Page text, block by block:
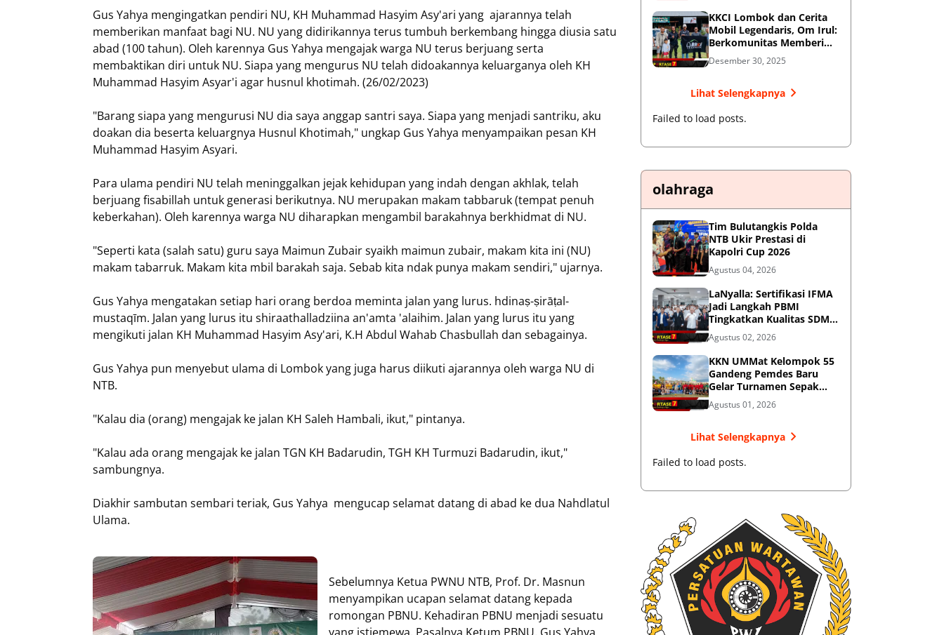
Gus Yahya mengingatkan pendiri NU, KH Muhammad Hasyim Asy'ari yang ajarannya telah
memberikan manfaat bagi NU. NU yang didirikannya terus tumbuh berkembang hingga diusia satu
abad (100 tahun). Oleh karennya Gus Yahya mengajak warga NU terus berjuang serta
membaktikan diri untuk NU. Siapa yang mengurus NU telah didoakannya keluarganya oleh KH
Muhammad Hasyim Asyar'i agar husnul khotimah. (26/02/2023)
"Barang siapa yang mengurusi NU dia saya anggap santri saya. Siapa yang menjadi santriku, aku
doakan dia beserta keluargnya Husnul Khotimah," ungkap Gus Yahya menyampaikan pesan KH
Muhammad Hasyim Asyari.
Para ulama pendiri NU telah meninggalkan jejak kehidupan yang indah dengan akhlak, telah
berjuang fisabillah untuk generasi berikutnya. NU merupakan makam tabbaruk (tempat penuh
keberkahan). Oleh karennya warga NU diharapkan mengambil barakahnya berkhidmat di NU.
"Seperti kata (salah satu) guru saya Maimun Zubair syaikh maimun zubair, makam kita ini (NU)
makam tabarruk. Makam kita mbil barakah saja. Sebab kita ndak punya makam sendiri," ujarnya.
Gus Yahya mengatakan setiap hari orang berdoa meminta jalan yang lurus. hdinaṣ-ṣirāṭal-
mustaqīm. Jalan yang lurus itu shiraathalladziina an'amta 'alaihim. Jalan yang lurus itu yang
mengikuti jalan KH Muhammad Hasyim Asy'ari, K.H Abdul Wahab Chasbullah dan sebagainya.
Gus Yahya pun menyebut ulama di Lombok yang juga harus diikuti ajarannya oleh warga NU di
NTB.
"Kalau dia (orang) mengajak ke jalan KH Saleh Hambali, ikut," pintanya.
"Kalau ada orang mengajak ke jalan TGN KH Badarudin, TGH KH Turmuzi Badarudin, ikut,"
sambungnya.
Diakhir sambutan sembari teriak, Gus Yahya mengucap selamat datang di abad ke dua Nahdlatul
Ulama.
Sebelumnya Ketua PWNU NTB, Prof. Dr. Masnun
menyampikan ucapan selamat datang kepada
romongan PBNU. Kehadiran PBNU menjadi sesuatu
KKCI Lombok dan Cerita
Mobil Legendaris, Om Irul:
Berkomunitas Memberi
Manfaat dan Membangun
Imej Positif
Desember 30, 2025
Lihat Selengkapnya
Failed to load posts.
olahraga
Tim Bulutangkis Polda
NTB Ukir Prestasi di
Kapolri Cup 2026
Agustus 04, 2026
LaNyalla: Sertifikasi IFMA
Jadi Langkah PBMI
Tingkatkan Kualitas SDM
Muaythai
Agustus 02, 2026
KKN UMMat Kelompok 55
Gandeng Pemdes Baru
Gelar Turnamen Sepak
Bola
Agustus 01, 2026
Lihat Selengkapnya
Failed to load posts.